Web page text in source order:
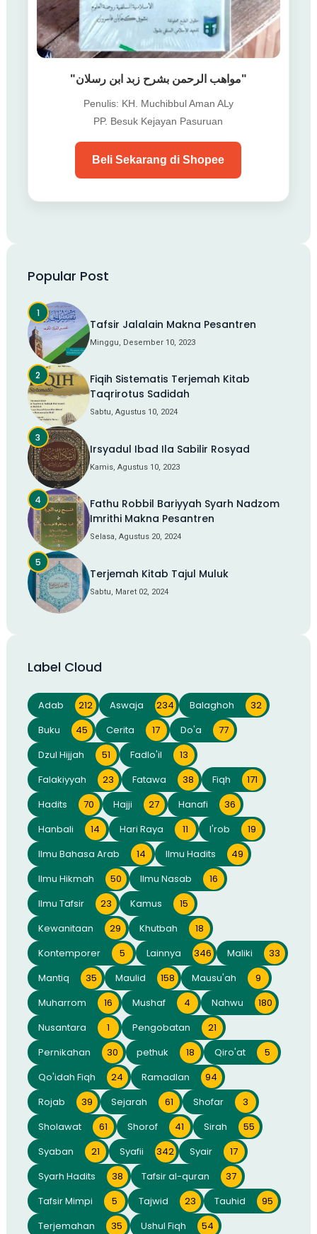
"مواهب الرحمن بشرح زبد ابن رسلان"
Penulis: KH. Muchibbul Aman ALy
PP. Besuk Kejayan Pasuruan
Beli Sekarang di Shopee
Popular Post
Tafsir Jalalain Makna Pesantren
Minggu, Desember 10, 2023
Fiqih Sistematis Terjemah Kitab
Taqrirotus Sadidah
Sabtu, Agustus 10, 2024
Irsyadul Ibad Ila Sabilir Rosyad
Kamis, Agustus 10, 2023
Fathu Robbil Bariyyah Syarh Nadzom
Imrithi Makna Pesantren
Selasa, Agustus 20, 2024
Terjemah Kitab Tajul Muluk
Sabtu, Maret 02, 2024
Label Cloud
Adab 212 Aswaja 234 Balaghoh
32
Buku
45 Cerita 17 Do'a
77
Dzul Hijjah
51 Fadlo'il
13
Falakiyyah
23 Fatawa 38 Fiqh
171
Hadits
70 Hajji 27 Hanafi
36
Hanbali
14 Hari Raya 11 I'rob
19
Ilmu Bahasa Arab
14 Ilmu Hadits
49
Ilmu Hikmah
50 Ilmu Nasab
16
Ilmu Tafsir
23 Kamus
15
Kewanitaan
29 Khutbah
18
Kontemporer
5 Lainnya 346 Maliki
33
Mantiq
35 Maulid 158 Mausu'ah
9
Muharrom
16 Mushaf 4 Nahwu
180
Nusantara
1 Pengobatan
21
Pernikahan
30 pethuk 18 Qiro'at
5
Qo'idah Fiqh
24 Ramadlan
94
Rojab
39 Sejarah 61 Shofar
3
Sholawat
61 Shorof 41 Sirah
55
Syaban
21 Syafii 342 Syair
17
Syarh Hadits
38 Tafsir al-quran
37
Tafsir Mimpi
5 Tajwid 23 Tauhid
95
Terjemahan
35 Ushul Fiqh
54